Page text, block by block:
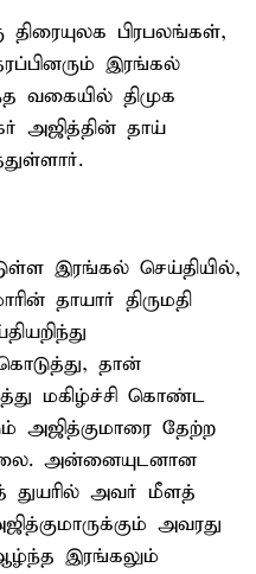
திரையுலக பிரபலங்கள்,
இரங்கல்
வகையில் திமுக
அஜித்தின் தாய்
இரங்கல் செய்தியில்,
தாயார் திருமதி
தான்
மகிழ்ச்சி கொண்ட
அஜித்குமாரை தேற்ற
அன்னையுடனான
அவர் மீளத்
அவரது
ஆழ்ந்த இரங்கலும்